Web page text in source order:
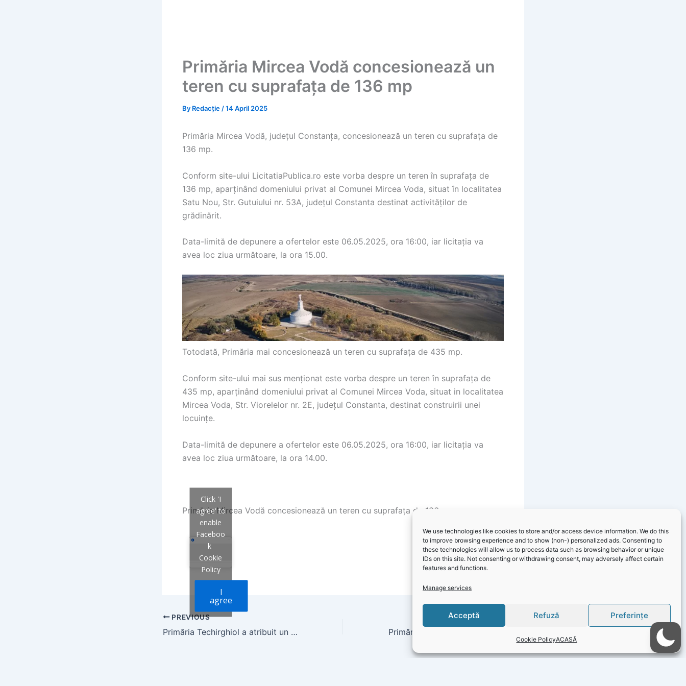
We use technologies like cookies to store and/or access device information. We do this
to improve browsing experience and to show (non-) personalized ads. Consenting to
these technologies will allow us to process data such as browsing behavior or unique
IDs on this site. Not consenting or withdrawing consent, may adversely affect certain
features and functions.
Manage services
Acceptă Refuză Preferințe
Cookie PolicyACASĂ
Primăria Mircea Vodă concesionează un
teren cu suprafața de 136 mp
By Redacție/14 April 2025
Primăria Mircea Vodă, județul Constanța, concesionează un teren cu suprafața de
136 mp.
Conform site-ului LicitatiaPublica.ro este vorba despre un teren în suprafața de
136 mp, aparținând domeniului privat al Comunei Mircea Voda, situat în localitatea
Satu Nou, Str. Gutuiului nr. 53A, județul Constanta destinat activităților de
grădinărit.
Data-limită de depunere a ofertelor este 06.05.2025, ora 16:00, iar licitația va
avea loc ziua următoare, la ora 15.00.
Totodată, Primăria mai concesionează un teren cu suprafața de 435 mp.
Conform site-ului mai sus menționat este vorba despre un teren în suprafața de
435 mp, aparținând domeniului privat al Comunei Mircea Voda, situat in localitatea
Mircea Voda, Str. Viorelelor nr. 2E, județul Constanta, destinat construirii unei
locuințe.
Data-limită de depunere a ofertelor este 06.05.2025, ora 16:00, iar licitația va
avea loc ziua următoare, la ora 14.00.
Primăria Mircea Vodă concesionează un teren cu suprafața de 136 mp
Click 'I
agree' to
enable
Faceboo
k
Cookie
Policy
I
agree
PREVIOUS
Primăria Techirghiol a atribuit un contract ce are ca obiect prestarea serviciilor de cadastru și intabulare